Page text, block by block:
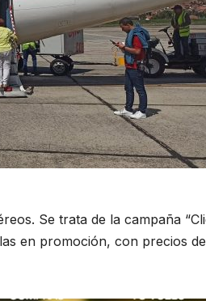
Se trata de la campaña
en promoción, con precios